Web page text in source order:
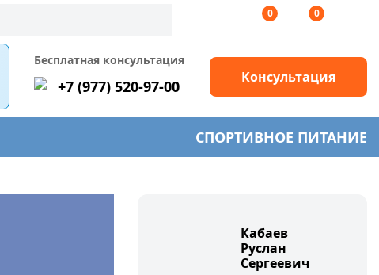
0 0
Бесплатная консультация
+7 (977) 520-97-00 Консультация
СПОРТИВНОЕ ПИТАНИЕ
Кабаев
Руслан
Сергеевич